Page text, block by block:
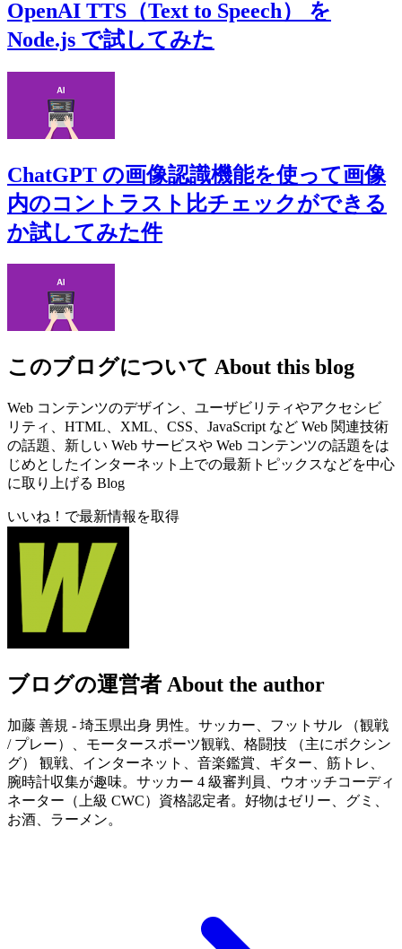
OpenAI TTS（Text to Speech） を
Node.js で試してみた
ChatGPT の画像認識機能を使って画像
内のコントラスト比チェックができる
か試してみた件
このブログについて About this blog
Web コンテンツのデザイン、ユーザビリティやアクセシビ
リティ、HTML、XML、CSS、JavaScript など Web 関連技術
の話題、新しい Web サービスや Web コンテンツの話題をは
じめとしたインターネット上での最新トピックスなどを中心
に取り上げる Blog
いいね！で最新情報を取得
ブログの運営者 About the author
加藤 善規 - 埼玉県出身 男性。サッカー、フットサル （観戦
/ プレー）、モータースポーツ観戦、格闘技 （主にボクシン
グ） 観戦、インターネット、音楽鑑賞、ギター、筋トレ、
腕時計収集が趣味。サッカー 4 級審判員、ウオッチコーディ
ネーター（上級 CWC）資格認定者。好物はゼリー、グミ、
お酒、ラーメン。